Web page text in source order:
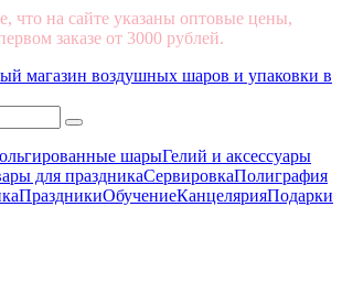
что на сайте указаны оптовые цены,
заказе от 3000 рублей.
шарыГелий и аксессуары
для праздникаСервировкаПолиграфия
ПраздникиОбучениеКанцелярияПодарки